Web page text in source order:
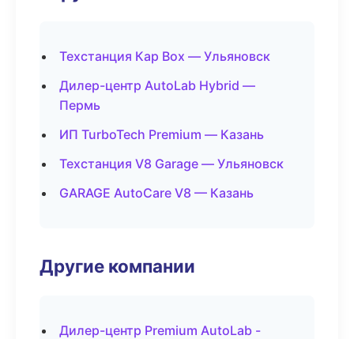
Техстанция Кар Box — Ульяновск
Дилер-центр AutoLab Hybrid —
Пермь
ИП TurboTech Premium — Казань
Техстанция V8 Garage — Ульяновск
GARAGE AutoCare V8 — Казань
Другие компании
Дилер-центр Premium AutoLab -